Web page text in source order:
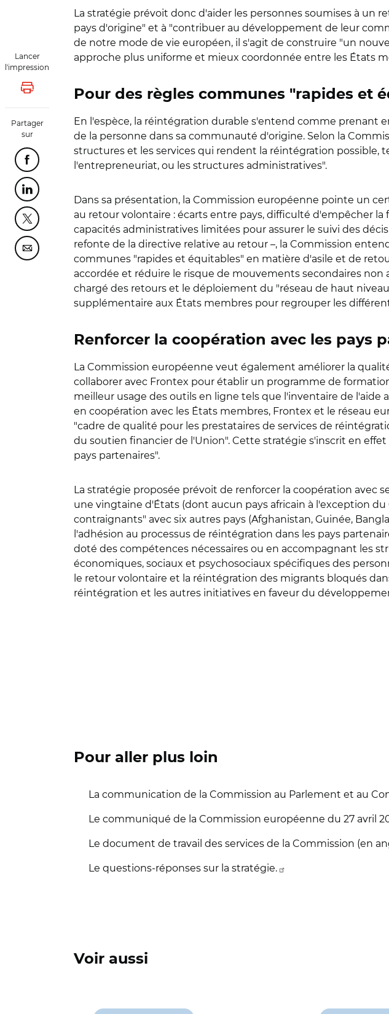
Lancer
l'impression
Lancer l'impression
Partager
sur
Partager cette page sur Facebook
Partager cette page sur Linkedin
Partager cette page sur Twitter
Partager cette page sur Courriel
La stratégie prévoit donc d'aider les personnes soumises à un
pays d'origine" et à "contribuer au développement de leur
de notre mode de vie européen, il s'agit de construire "un
approche plus uniforme et mieux coordonnée entre les États
Pour des règles communes "rapides et
En l'espèce, la réintégration durable s'entend comme prenant
de la personne dans sa communauté d'origine. Selon la
structures et les services qui rendent la réintégration possible,
l'entrepreneuriat, ou les structures administratives".
Dans sa présentation, la Commission européenne pointe un
au retour volontaire : écarts entre pays, difficulté d'empêcher
capacités administratives limitées pour assurer le suivi des
refonte de la directive relative au retour –, la Commission
communes "rapides et équitables" en matière d'asile et de
accordée et réduire le risque de mouvements secondaires
chargé des retours et le déploiement du "réseau de haut
supplémentaire aux États membres pour regrouper les
Renforcer la coopération avec les pays
La Commission européenne veut également améliorer la
collaborer avec Frontex pour établir un programme de
meilleur usage des outils en ligne tels que l'inventaire de l'aide
en coopération avec les États membres, Frontex et le réseau
"cadre de qualité pour les prestataires de services de
du soutien financier de l'Union". Cette stratégie s'inscrit en
pays partenaires".
La stratégie proposée prévoit de renforcer la coopération avec
une vingtaine d'États (dont aucun pays africain à l'exception
contraignants" avec six autres pays (Afghanistan, Guinée,
l'adhésion au processus de réintégration dans les pays
doté des compétences nécessaires ou en accompagnant les
économiques, sociaux et psychosociaux spécifiques des
le retour volontaire et la réintégration des migrants bloqués
réintégration et les autres initiatives en faveur du
Pour aller plus loin
La communication de la Commission au Parlement et au
Le communiqué de la Commission européenne du 27 avril
Le document de travail des services de la Commission (en
Le questions-réponses sur la stratégie.
Voir aussi